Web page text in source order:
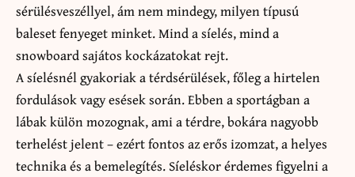
sérülésveszéllyel, ám nem mindegy, milyen típusú
baleset fenyeget minket. Mind a síelés, mind a
snowboard sajátos kockázatokat rejt.
A síelésnél gyakoriak a térdsérülések, főleg a hirtelen
fordulások vagy esések során. Ebben a sportágban a
lábak külön mozognak, ami a térdre, bokára nagyobb
terhelést jelent – ezért fontos az erős izomzat, a helyes
technika és a bemelegítés. Síeléskor érdemes figyelni a